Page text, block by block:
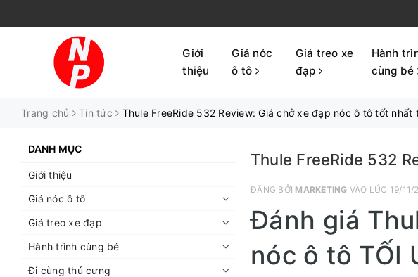
Giới
thiệu
Giá nóc
ô tô
Giá treo xe
đạp
Hành
cùng bé
Trang chủ Tin tức Thule FreeRide 532 Review: Giá chở xe đạp nóc ô tô tốt nhất
Thule FreeRide 532
ĐĂNG BỞI MARKETING VÀO LÚC 19/11/
Đánh giá
nóc ô tô TỐI
DANH MỤC
Giới thiệu
Giá nóc ô tô
Giá treo xe đạp
Hành trình cùng bé
Đi cùng thú cưng